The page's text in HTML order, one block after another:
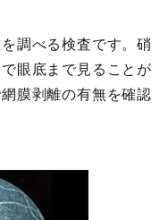
調べる検査です。硝
眼底まで見ることが
膜剥離の有無を確認